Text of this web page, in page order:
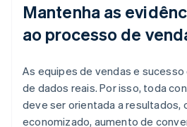
Mantenha as
ao processo de
As equipes de vendas e
de dados reais. Por isso, toda
deve ser orientada a resultados,
economizado, aumento de